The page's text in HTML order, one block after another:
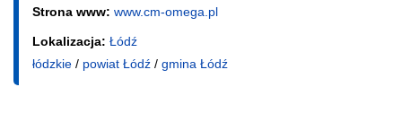
Strona www: www.cm-omega.pl
Lokalizacja: Łódź
łódzkie / powiat Łódź / gmina Łódź